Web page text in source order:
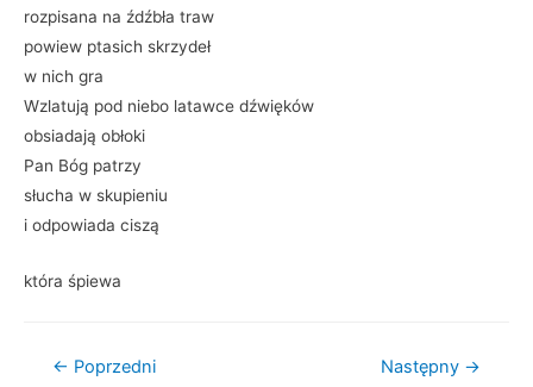
rozpisana na źdźbła traw
powiew ptasich skrzydeł
w nich gra
Wzlatują pod niebo latawce dźwięków
obsiadają obłoki
Pan Bóg patrzy
słucha w skupieniu
i odpowiada ciszą
która śpiewa
Nawigacja
← Poprzedni Następny →